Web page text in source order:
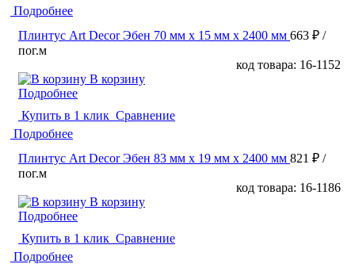
Подробнее
Плинтус Art Decor Эбен 70 мм х 15 мм х 2400 мм 663 ₽ /
пог.м
код товара: 16-1152
В корзину
Подробнее
Купить в 1 клик Сравнение
Подробнее
Плинтус Art Decor Эбен 83 мм х 19 мм х 2400 мм 821 ₽ /
пог.м
код товара: 16-1186
В корзину
Подробнее
Купить в 1 клик Сравнение
Подробнее